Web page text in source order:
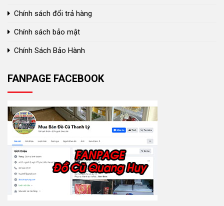
Chính sách đổi trả hàng
Chính sách bảo mật
Chính Sách Bảo Hành
FANPAGE FACEBOOK